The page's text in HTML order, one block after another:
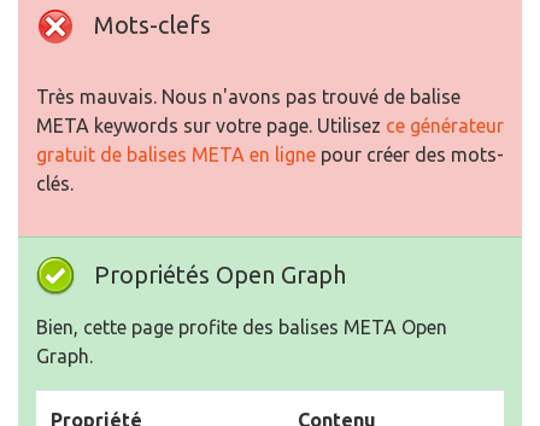
Mots-clefs
Très mauvais. Nous n'avons pas trouvé de balise
META keywords sur votre page. Utilisez ce générateur
gratuit de balises META en ligne pour créer des mots-
clés.
Propriétés Open Graph
Bien, cette page profite des balises META Open
Graph.
Propriété Contenu